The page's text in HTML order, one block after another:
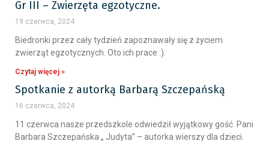
Gr III – Zwierzęta egzotyczne.
19 czerwca, 2024
Biedronki przez cały tydzień zapoznawały się z życiem
zwierząt egzotycznych. Oto ich prace :).
Czytaj więcej »
Spotkanie z autorką Barbarą Szczepańską
16 czerwca, 2024
11 czerwca nasze przedszkole odwiedził wyjątkowy gość Pani
Barbara Szczepańska „ Judyta” – autorka wierszy dla dzieci.